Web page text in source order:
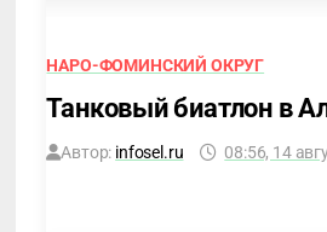
НАРО-ФОМИНСКИЙ ОКРУГ
Танковый биатлон в
Автор: infosel.ru 08:56, 14